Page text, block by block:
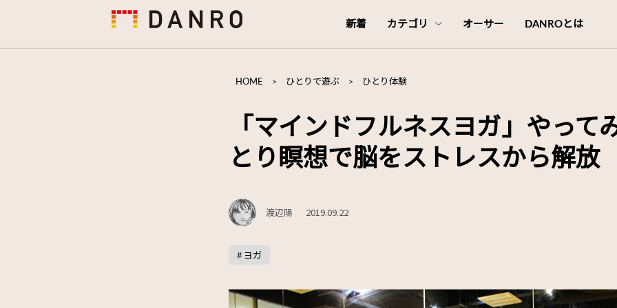
新着 カテゴリ オーサー DANROとは
HOME > ひとりで遊ぶ > ひとり体験
「マインドフルネスヨガ」やって
とり瞑想で脳をストレスから解放
渡辺陽 2019.09.22
# ヨガ